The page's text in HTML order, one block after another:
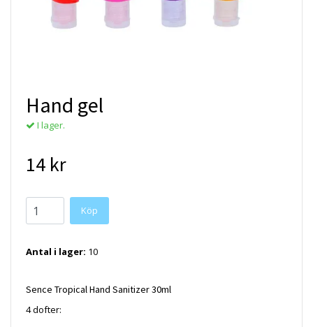
Hand gel
I lager.
14 kr
Köp
Antal i lager: 10
Sence Tropical Hand Sanitizer 30ml
4 dofter: